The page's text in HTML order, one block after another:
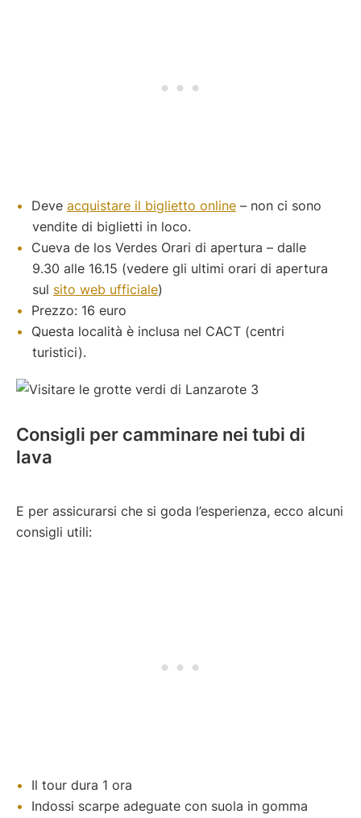
Deve acquistare il biglietto online – non ci sono
vendite di biglietti in loco.
Cueva de los Verdes Orari di apertura – dalle
9.30 alle 16.15 (vedere gli ultimi orari di apertura
sul sito web ufficiale)
Prezzo: 16 euro
Questa località è inclusa nel CACT (centri
turistici).
Consigli per camminare nei tubi di
lava
E per assicurarsi che si goda l’esperienza, ecco alcuni
consigli utili:
Il tour dura 1 ora
Indossi scarpe adeguate con suola in gomma